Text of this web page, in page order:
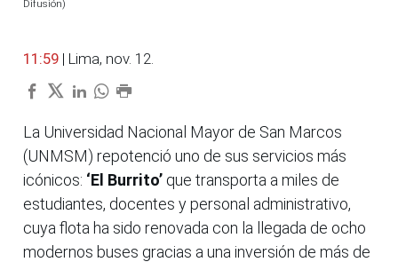
Difusión)
11:59 | Lima, nov. 12.
La Universidad Nacional Mayor de San Marcos
(UNMSM) repotenció uno de sus servicios más
icónicos: ‘El Burrito’ que transporta a miles de
estudiantes, docentes y personal administrativo,
cuya flota ha sido renovada con la llegada de ocho
modernos buses gracias a una inversión de más de